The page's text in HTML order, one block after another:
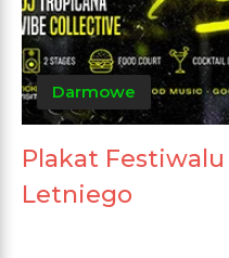
Darmowe
Plakat
Letniego